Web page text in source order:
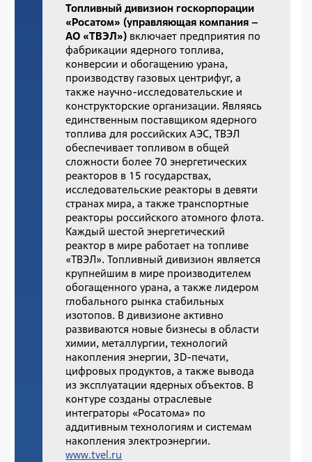
Топливный дивизион госкорпорации
«Росатом» (управляющая компания –
АО «ТВЭЛ») включает предприятия по
фабрикации ядерного топлива,
конверсии и обогащению урана,
производству газовых центрифуг, а
также научно-исследовательские и
конструкторские организации. Являясь
единственным поставщиком ядерного
топлива для российских АЭС, ТВЭЛ
обеспечивает топливом в общей
сложности более 70 энергетических
реакторов в 15 государствах,
исследовательские реакторы в девяти
странах мира, а также транспортные
реакторы российского атомного флота.
Каждый шестой энергетический
реактор в мире работает на топливе
«ТВЭЛ». Топливный дивизион является
крупнейшим в мире производителем
обогащенного урана, а также лидером
глобального рынка стабильных
изотопов. В дивизионе активно
развиваются новые бизнесы в области
химии, металлургии, технологий
накопления энергии, 3D-печати,
цифровых продуктов, а также вывода
из эксплуатации ядерных объектов. В
контуре созданы отраслевые
интеграторы «Росатома» по
аддитивным технологиям и системам
накопления электроэнергии.
www.tvel.ru